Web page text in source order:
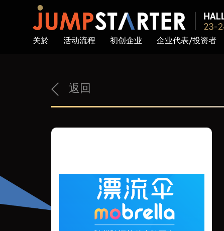
关於 活动流程 初创企业 企业代表/投资者
返回